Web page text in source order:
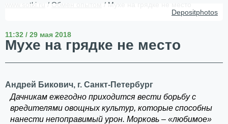
www.sotki.ru / Обмен опытом
/ Мухе на грядке не место
Depositphotos
11:32 / 29 мая 2018
Мухе на грядке не место
Андрей Бикович, г. Санкт-Петербург
Дачникам ежегодно приходится вести борьбу с
вредителями овощных культур, которые способны
нанести непоправимый урон. Морковь – «любимое»